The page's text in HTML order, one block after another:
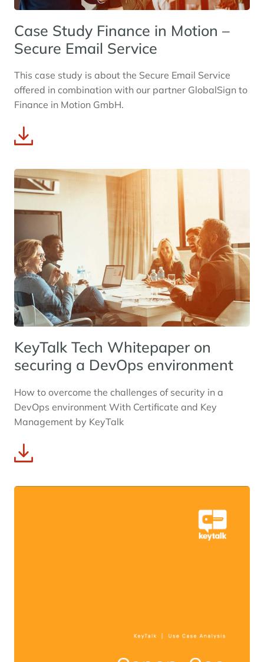
Case Study Finance in Motion –
Secure Email Service
This case study is about the Secure Email Service
offered in combination with our partner GlobalSign to
Finance in Motion GmbH.
KeyTalk Tech Whitepaper on
securing a DevOps environment
How to overcome the challenges of security in a
DevOps environment With Certificate and Key
Management by KeyTalk